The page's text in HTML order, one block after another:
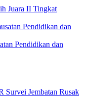
Juara II Tingkat
Pendidikan dan